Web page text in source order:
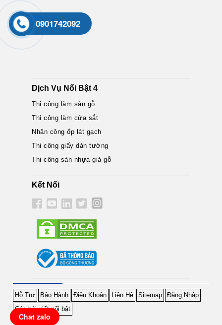
Dịch Vụ Nổi Bật 4
Thi công làm sàn gỗ
Thi công làm cửa sắt
Nhân công ốp lát gạch
Thi công giấy dán tường
Thi công sàn nhựa giả gỗ
Kết Nối
Hỗ Trợ Bảo Hành Điều Khoản Liên Hệ Sitemap
Đăng Nhập
Các bài viết nổi bật
Chat zalo
0901742092